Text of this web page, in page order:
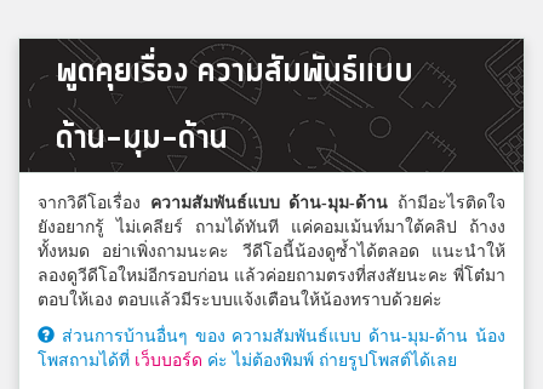
พูดคุยเรื่อง ความสัมพันธ์แบบ
ด้าน-มุม-ด้าน
จากวิดีโอเรื่อง ความสัมพันธ์แบบ ด้าน-มุม-ด้าน ถ้ามีอะไรติดใจ
ยังอยากรู้ ไม่เคลียร์ ถามได้ทันที แค่คอมเม้นท์มาใต้คลิป ถ้างง
ทั้งหมด อย่าเพิ่งถามนะคะ วีดีโอนี้น้องดูซ้ำได้ตลอด แนะนำให้
ลองดูวีดีโอใหม่อีกรอบก่อน แล้วค่อยถามตรงที่สงสัยนะคะ พี่โต๋มา
ตอบให้เอง ตอบแล้วมีระบบแจ้งเตือนให้น้องทราบด้วยค่ะ
ส่วนการบ้านอื่นๆ ของ ความสัมพันธ์แบบ ด้าน-มุม-ด้าน น้อง
โพสถามได้ที่ เว็บบอร์ด ค่ะ ไม่ต้องพิมพ์ ถ่ายรูปโพสต์ได้เลย